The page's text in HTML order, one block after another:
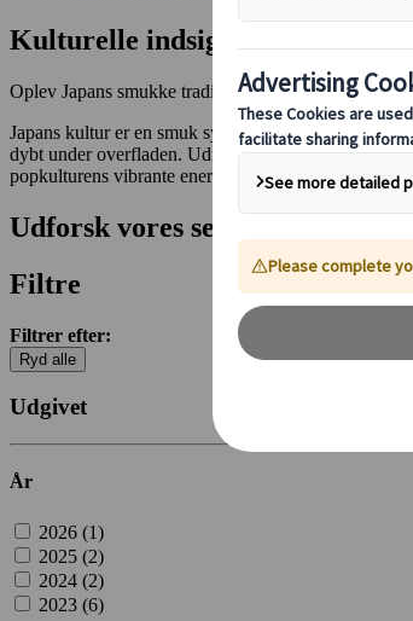
Kulturelle indsigter i Japan
Oplev Japans smukke traditioner, kunst og festivaler
Japans kultur er en smuk symbiose af ældgamle
dybt under overfladen. Udforsk Japans traditionelle
popkulturens vibrante energi - her findes inspiration
Udforsk vores seneste artikler
Filtre
Filtrer efter:
Ryd alle
Udgivet
År
2026 (1)
2025 (2)
2024 (2)
2023 (6)